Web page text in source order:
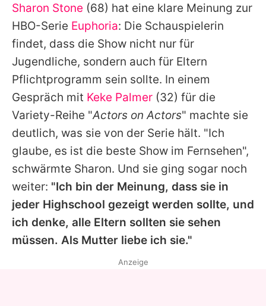
Alle Themen auf Promiflash
Jobs
App runterladen
Team
Redaktionelle Richtlinien
Impressum
Datenschutzerklärung
Nutzungsbedingungen
Utiq verwalten
Sharon Stone (68) hat eine klare Meinung zur
HBO-Serie Euphoria: Die Schauspielerin
findet, dass die Show nicht nur für
Jugendliche, sondern auch für Eltern
Pflichtprogramm sein sollte. In einem
Gespräch mit Keke Palmer (32) für die
Variety-Reihe "Actors on Actors" machte sie
deutlich, was sie von der Serie hält. "Ich
glaube, es ist die beste Show im Fernsehen",
schwärmte Sharon. Und sie ging sogar noch
weiter: "Ich bin der Meinung, dass sie in
jeder Highschool gezeigt werden sollte, und
ich denke, alle Eltern sollten sie sehen
müssen. Als Mutter liebe ich sie."
Anzeige